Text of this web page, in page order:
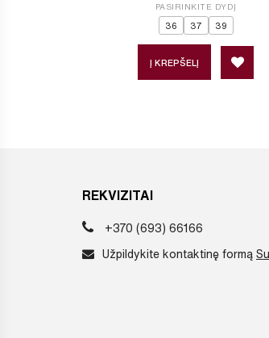
PASIRINKITE DYDĮ
36 37 39
Į KREPŠELĮ
REKVIZITAI
+370 (693) 66166
Užpildykite kontaktinę formą